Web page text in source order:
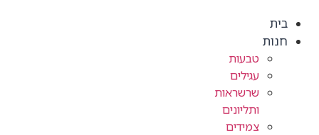
בית
חנות
טבעות
עגילים
שרשראות
ותליונים
צמידים